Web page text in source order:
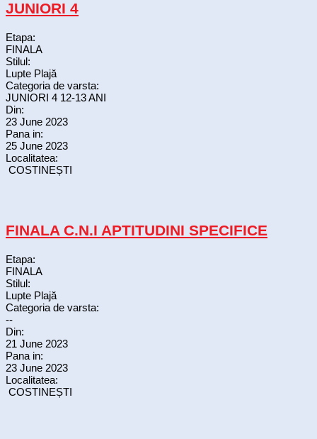
JUNIORI 4
Etapa:
FINALA
Stilul:
Lupte Plajă
Categoria de varsta:
JUNIORI 4 12-13 ANI
Din:
23 June 2023
Pana in:
25 June 2023
Localitatea:
COSTINEȘTI
FINALA C.N.I APTITUDINI SPECIFICE
Etapa:
FINALA
Stilul:
Lupte Plajă
Categoria de varsta:
--
Din:
21 June 2023
Pana in:
23 June 2023
Localitatea:
COSTINEȘTI